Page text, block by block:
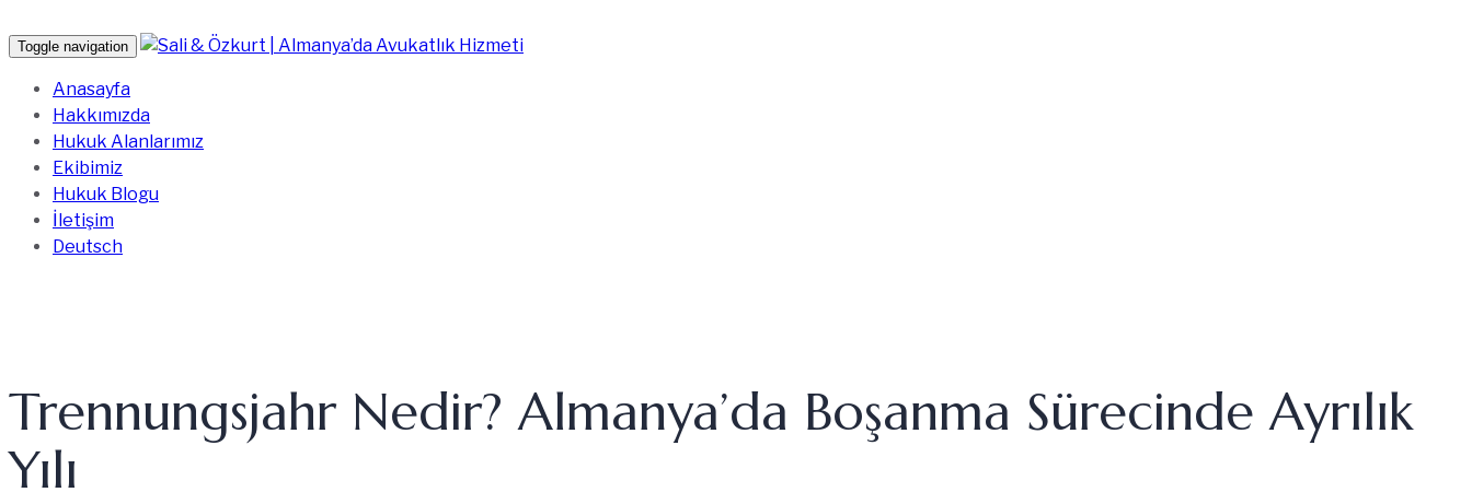
Toggle navigation
Anasayfa
Hakkımızda
Hukuk Alanlarımız
Ekibimiz
Hukuk Blogu
İletişim
Deutsch
Trennungsjahr Nedir? Almanya’da Boşanma Sürecinde Ayrılık
Yılı